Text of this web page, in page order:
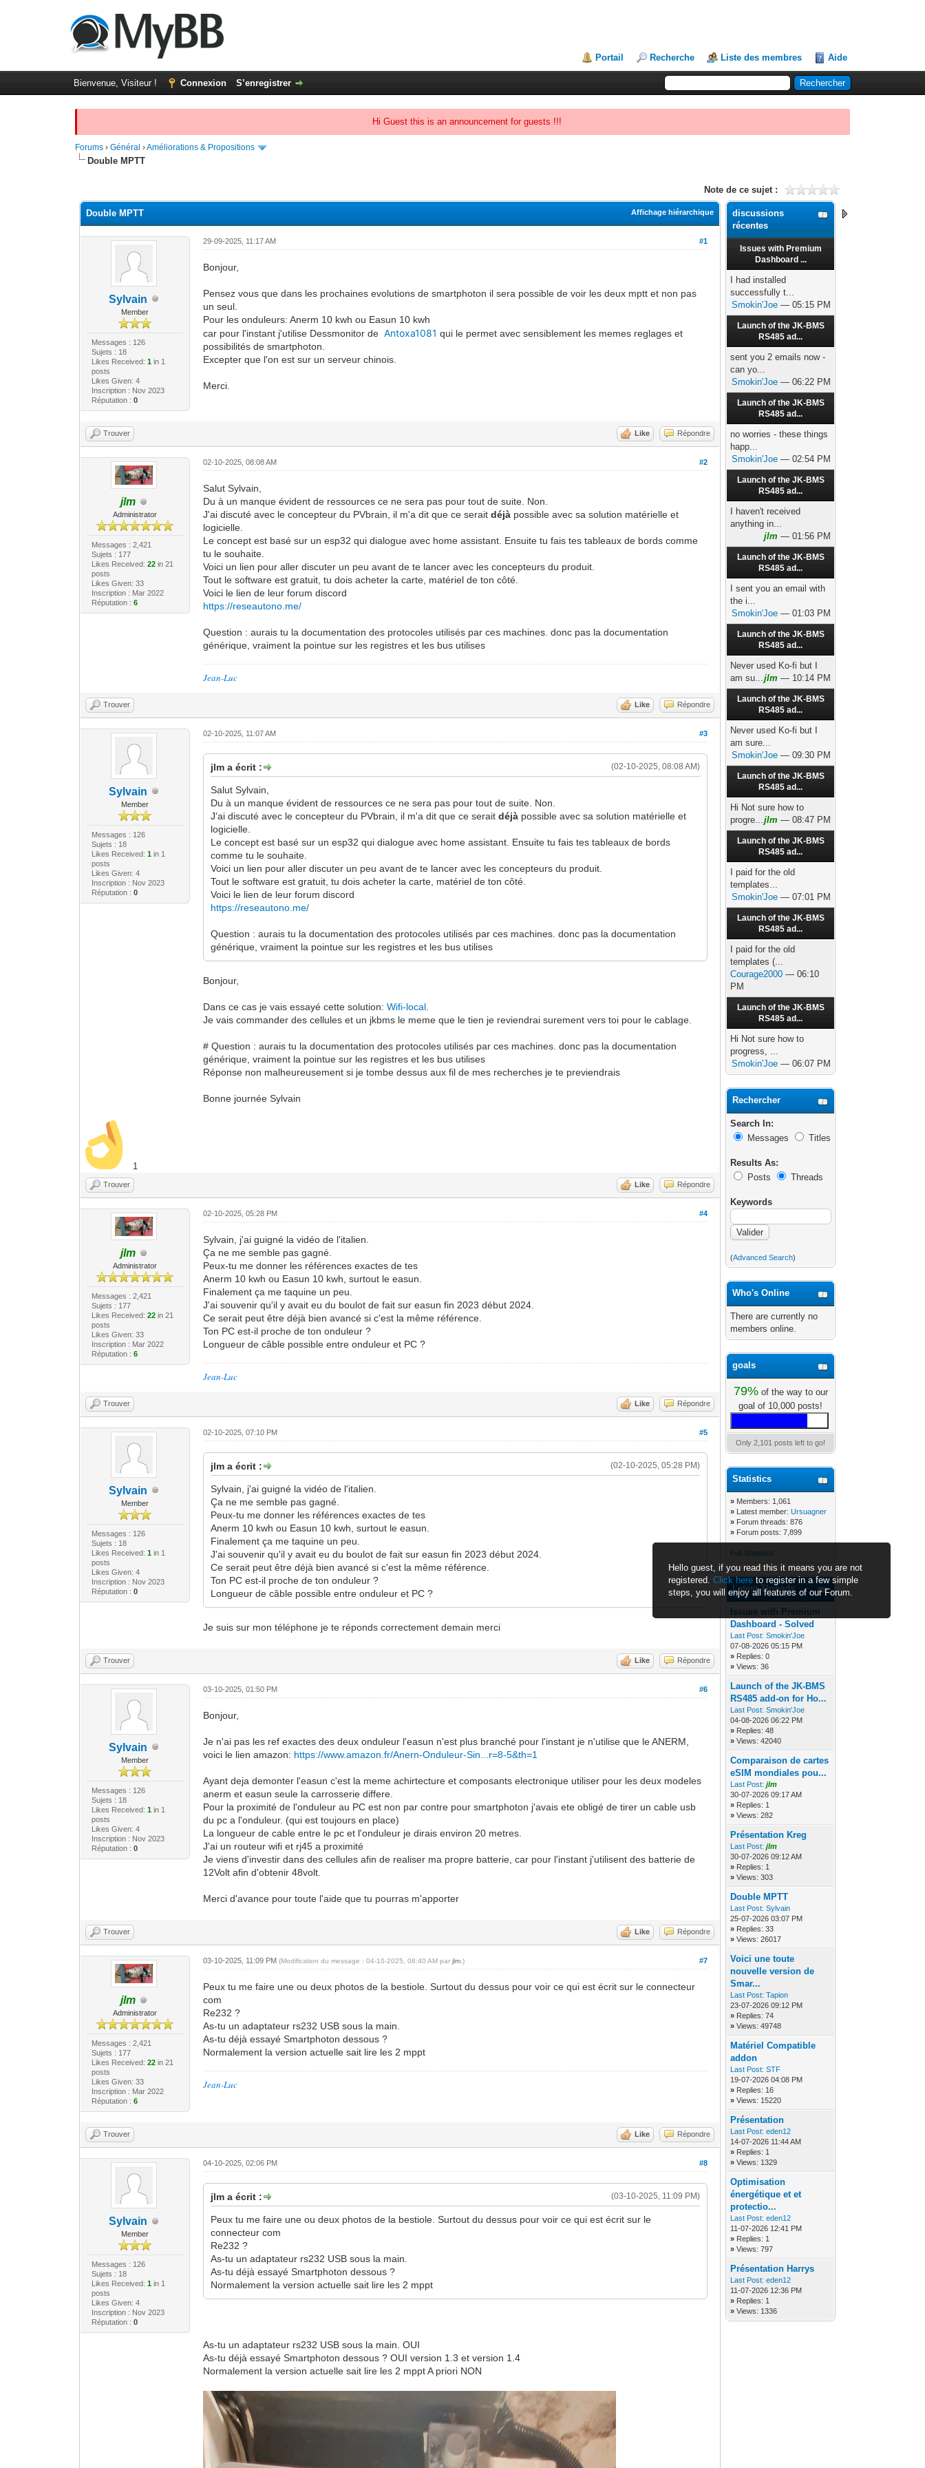
Hello guest, if you read this it means you are not
registered. Click hereto register in a few simple
steps, you will enjoy all features of our Forum.
Portail Recherche Liste des membres Aide
Bienvenue, Visiteur ! Connexion S’enregistrer
Hi Guest this is an announcement for guests !!!
Forums ›Général ›Améliorations & Propositions
Double MPTT
Note de ce sujet :
Affichage hiérarchique
Double MPTT
Sylvain
Member
Messages : 126
Sujets : 18
Likes Received: 1in 1
posts
Likes Given: 4
Inscription : Nov 2023
Réputation : 0
#1
29-09-2025, 11:17 AM
Bonjour,
Pensez vous que dans les prochaines evolutions de smartphoton il sera possible de voir les deux mptt et non pas
un seul.
Pour les onduleurs: Anerm 10 kwh ou Easun 10 kwh
car pour l'instant j'utilise Dessmonitor de Antoxa1081 qui le permet avec sensiblement les memes reglages et
possibilités de smartphoton.
Excepter que l'on est sur un serveur chinois.
Merci.
Trouver Like Répondre
jlm
Administrator
Messages : 2,421
Sujets : 177
Likes Received: 22in 21
posts
Likes Given: 33
Inscription : Mar 2022
Réputation : 6
#2
02-10-2025, 08:08 AM
Salut Sylvain,
Du à un manque évident de ressources ce ne sera pas pour tout de suite. Non.
J'ai discuté avec le concepteur du PVbrain, il m'a dit que ce serait déjàpossible avec sa solution matérielle et
logicielle.
Le concept est basé sur un esp32 qui dialogue avec home assistant. Ensuite tu fais tes tableaux de bords comme
tu le souhaite.
Voici un lien pour aller discuter un peu avant de te lancer avec les concepteurs du produit.
Tout le software est gratuit, tu dois acheter la carte, matériel de ton côté.
Voici le lien de leur forum discord
https://reseautono.me/
Question : aurais tu la documentation des protocoles utilisés par ces machines. donc pas la documentation
générique, vraiment la pointue sur les registres et les bus utilises
Jean-Luc
Trouver Like Répondre
Sylvain
Member
Messages : 126
Sujets : 18
Likes Received: 1in 1
posts
Likes Given: 4
Inscription : Nov 2023
Réputation : 0
#3
02-10-2025, 11:07 AM
(02-10-2025, 08:08 AM)
jlm a écrit :
Salut Sylvain,
Du à un manque évident de ressources ce ne sera pas pour tout de suite. Non.
J'ai discuté avec le concepteur du PVbrain, il m'a dit que ce serait déjàpossible avec sa solution matérielle et
logicielle.
Le concept est basé sur un esp32 qui dialogue avec home assistant. Ensuite tu fais tes tableaux de bords
comme tu le souhaite.
Voici un lien pour aller discuter un peu avant de te lancer avec les concepteurs du produit.
Tout le software est gratuit, tu dois acheter la carte, matériel de ton côté.
Voici le lien de leur forum discord
https://reseautono.me/
Question : aurais tu la documentation des protocoles utilisés par ces machines. donc pas la documentation
générique, vraiment la pointue sur les registres et les bus utilises
Bonjour,
Dans ce cas je vais essayé cette solution: Wifi-local.
Je vais commander des cellules et un jkbms le meme que le tien je reviendrai surement vers toi pour le cablage.
# Question : aurais tu la documentation des protocoles utilisés par ces machines. donc pas la documentation
générique, vraiment la pointue sur les registres et les bus utilises
Réponse non malheureusement si je tombe dessus aux fil de mes recherches je te previendrais
Bonne journée Sylvain
1
Trouver Like Répondre
jlm
Administrator
Messages : 2,421
Sujets : 177
Likes Received: 22in 21
posts
Likes Given: 33
Inscription : Mar 2022
Réputation : 6
#4
02-10-2025, 05:28 PM
Sylvain, j'ai guigné la vidéo de l'italien.
Ça ne me semble pas gagné.
Peux-tu me donner les références exactes de tes
Anerm 10 kwh ou Easun 10 kwh, surtout le easun.
Finalement ça me taquine un peu.
J'ai souvenir qu'il y avait eu du boulot de fait sur easun fin 2023 début 2024.
Ce serait peut être déjà bien avancé si c'est la même référence.
Ton PC est-il proche de ton onduleur ?
Longueur de câble possible entre onduleur et PC ?
Jean-Luc
Trouver Like Répondre
Sylvain
Member
Messages : 126
Sujets : 18
Likes Received: 1in 1
posts
Likes Given: 4
Inscription : Nov 2023
Réputation : 0
#5
02-10-2025, 07:10 PM
(02-10-2025, 05:28 PM)
jlm a écrit :
Sylvain, j'ai guigné la vidéo de l'italien.
Ça ne me semble pas gagné.
Peux-tu me donner les références exactes de tes
Anerm 10 kwh ou Easun 10 kwh, surtout le easun.
Finalement ça me taquine un peu.
J'ai souvenir qu'il y avait eu du boulot de fait sur easun fin 2023 début 2024.
Ce serait peut être déjà bien avancé si c'est la même référence.
Ton PC est-il proche de ton onduleur ?
Longueur de câble possible entre onduleur et PC ?
Je suis sur mon téléphone je te réponds correctement demain merci
Trouver Like Répondre
Sylvain
Member
Messages : 126
Sujets : 18
Likes Received: 1in 1
posts
Likes Given: 4
Inscription : Nov 2023
Réputation : 0
#6
03-10-2025, 01:50 PM
Bonjour,
Je n'ai pas les ref exactes des deux onduleur l'easun n'est plus branché pour l'instant je n'utilise que le ANERM,
voici le lien amazon: https://www.amazon.fr/Anern-Onduleur-Sin...r=8-5&th=1
Ayant deja demonter l'easun c'est la meme achirtecture et composants electronique utiliser pour les deux modeles
anerm et easun seule la carrosserie differe.
Pour la proximité de l'onduleur au PC est non par contre pour smartphoton j'avais ete obligé de tirer un cable usb
du pc a l'onduleur. (qui est toujours en place)
La longueur de cable entre le pc et l'onduleur je dirais environ 20 metres.
J'ai un routeur wifi et rj45 a proximité
Je viens d'investir dans des cellules afin de realiser ma propre batterie, car pour l'instant j'utilisent des batterie de
12Volt afin d'obtenir 48volt.
Merci d'avance pour toute l'aide que tu pourras m'apporter
Trouver Like Répondre
jlm
Administrator
Messages : 2,421
Sujets : 177
Likes Received: 22in 21
posts
Likes Given: 33
Inscription : Mar 2022
Réputation : 6
#7
03-10-2025, 11:09 PM (Modification du message : 04-10-2025, 08:40 AM par jlm.)
Peux tu me faire une ou deux photos de la bestiole. Surtout du dessus pour voir ce qui est écrit sur le connecteur
com
Re232 ?
As-tu un adaptateur rs232 USB sous la main.
As-tu déjà essayé Smartphoton dessous ?
Normalement la version actuelle sait lire les 2 mppt
Jean-Luc
Trouver Like Répondre
Sylvain
Member
Messages : 126
Sujets : 18
Likes Received: 1in 1
posts
Likes Given: 4
Inscription : Nov 2023
Réputation : 0
#8
04-10-2025, 02:06 PM
(03-10-2025, 11:09 PM)
jlm a écrit :
Peux tu me faire une ou deux photos de la bestiole. Surtout du dessus pour voir ce qui est écrit sur le
connecteur com
Re232 ?
As-tu un adaptateur rs232 USB sous la main.
As-tu déjà essayé Smartphoton dessous ?
Normalement la version actuelle sait lire les 2 mppt
As-tu un adaptateur rs232 USB sous la main. OUI
As-tu déjà essayé Smartphoton dessous ? OUI version 1.3 et version 1.4
Normalement la version actuelle sait lire les 2 mppt A priori NON
discussions
récentes
Issues with Premium
Dashboard ...
I had installed
successfully t...
Smokin'Joe — 05:15 PM
Launch of the JK-BMS
RS485 ad...
sent you 2 emails now -
can yo...
Smokin'Joe — 06:22 PM
Launch of the JK-BMS
RS485 ad...
no worries - these things
happ...
Smokin'Joe — 02:54 PM
Launch of the JK-BMS
RS485 ad...
I haven't received
anything in...
jlm — 01:56 PM
Launch of the JK-BMS
RS485 ad...
I sent you an email with
the i...
Smokin'Joe — 01:03 PM
Launch of the JK-BMS
RS485 ad...
Never used Ko-fi but I
am su... jlm — 10:14 PM
Launch of the JK-BMS
RS485 ad...
Never used Ko-fi but I
am sure...
Smokin'Joe — 09:30 PM
Launch of the JK-BMS
RS485 ad...
Hi Not sure how to
progre... jlm — 08:47 PM
Launch of the JK-BMS
RS485 ad...
I paid for the old
templates...
Smokin'Joe — 07:01 PM
Launch of the JK-BMS
RS485 ad...
I paid for the old
templates (...
Courage2000 — 06:10
PM
Launch of the JK-BMS
RS485 ad...
Hi Not sure how to
progress, ...
Smokin'Joe — 06:07 PM
Rechercher
Search In:
Messages
Titles
Results As:
Posts
Threads
Keywords
(Advanced Search)
Who's Online
There are currently no
members online.
goals
79%of the way to our
goal of 10,000 posts!
Only 2,101 posts left to go!
Statistics
» Members: 1,061
» Latest member:Ursuagner
» Forum threads: 876
» Forum posts: 7,899
Full Statistics
Latest Threads
Issues with Premium
Dashboard - Solved
Last Post: Smokin'Joe
07-08-2026 05:15 PM
» Replies: 0
»Views: 36
Launch of the JK-BMS
RS485 add-on for Ho...
Last Post: Smokin'Joe
04-08-2026 06:22 PM
» Replies: 48
»Views: 42040
Comparaison de cartes
eSIM mondiales pou...
Last Post: jlm
30-07-2026 09:17 AM
» Replies: 1
»Views: 282
Présentation Kreg
Last Post: jlm
30-07-2026 09:12 AM
» Replies: 1
»Views: 303
Double MPTT
Last Post: Sylvain
25-07-2026 03:07 PM
» Replies: 33
»Views: 26017
Voici une toute
nouvelle version de
Smar...
Last Post: Tapion
23-07-2026 09:12 PM
» Replies: 74
»Views: 49748
Matériel Compatible
addon
Last Post: STF
19-07-2026 04:08 PM
» Replies: 16
»Views: 15220
Présentation
Last Post: eden12
14-07-2026 11:44 AM
» Replies: 1
»Views: 1329
Optimisation
énergétique et et
protectio...
Last Post: eden12
11-07-2026 12:41 PM
» Replies: 1
»Views: 797
Présentation Harrys
Last Post: eden12
11-07-2026 12:36 PM
» Replies: 1
»Views: 1336